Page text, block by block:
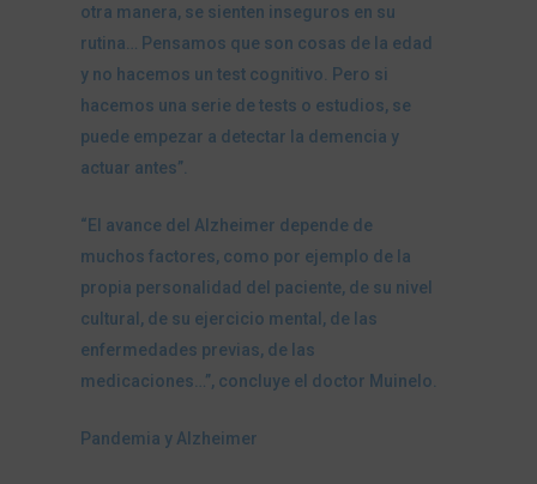
otra manera, se sienten inseguros en su
rutina… Pensamos que son cosas de la edad
y no hacemos un test cognitivo. Pero si
hacemos una serie de tests o estudios, se
puede empezar a detectar la demencia y
actuar antes”.
“El avance del Alzheimer depende de
muchos factores, como por ejemplo de la
propia personalidad del paciente, de su nivel
cultural, de su ejercicio mental, de las
enfermedades previas, de las
medicaciones…”, concluye el doctor Muinelo.
Pandemia y Alzheimer